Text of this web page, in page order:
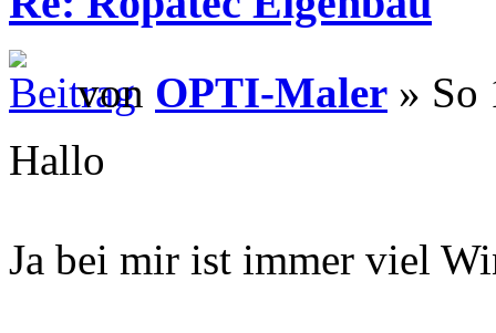
von OPTI-Maler » So
Hallo
Ja bei mir ist immer viel